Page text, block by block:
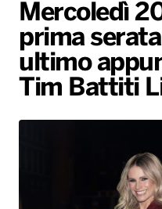
Hit
Locali
Musica e
Sport
Playlist
Notiziario
Interviste
Speciale
Gallery
Radio Norba
Voce al Bari
Mercoledì
prima
ultimo
Tim Battiti